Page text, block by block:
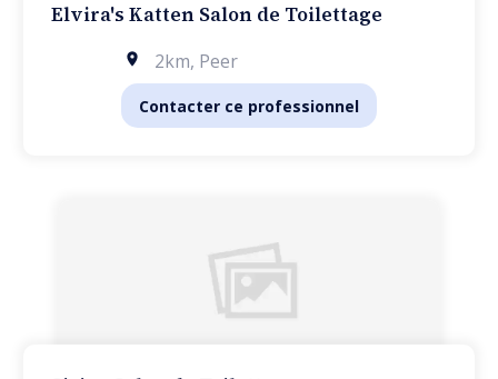
Elvira's Katten Salon de Toilettage
2km, Peer
Contacter ce professionnel